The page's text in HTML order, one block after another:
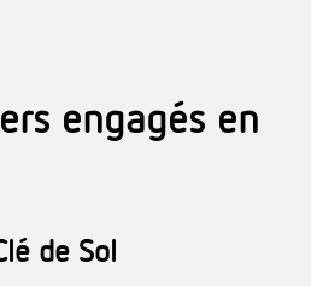
engagés en
de Sol